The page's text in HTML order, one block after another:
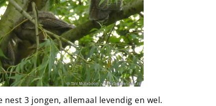
3 jongen, allemaal levendig en wel.